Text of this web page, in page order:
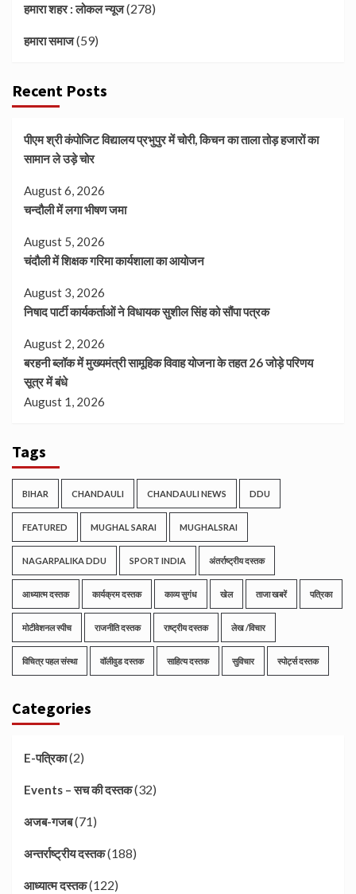
हमारा शहर : लोकल न्यूज(278)
हमारा समाज(59)
Recent Posts
पीएम श्री कंपोजिट विद्यालय प्रभुपुर में चोरी, किचन का ताला तोड़ हजारों का
सामान ले उड़े चोर
August 6, 2026
चन्दौली में लगा भीषण जमा
August 5, 2026
चंदौली में शिक्षक गरिमा कार्यशाला का आयोजन
August 3, 2026
निषाद पार्टी कार्यकर्ताओं ने विधायक सुशील सिंह को सौंपा पत्रक
August 2, 2026
बरहनी ब्लॉक में मुख्यमंत्री सामूहिक विवाह योजना के तहत 26 जोड़े परिणय
सूत्र में बंधे
August 1, 2026
Tags
BIHAR CHANDAULI CHANDAULI NEWS DDU
FEATURED MUGHAL SARAI MUGHALSRAI
NAGARPALIKA DDU SPORT INDIA अंतर्राष्ट्रीय दस्तक
आध्यात्म दस्तक कार्यक्रम दस्तक काव्य सुगंध खेल ताजा खबरें पत्रिका
मोटीवेशनल स्पीच राजनीति दस्तक राष्ट्रीय दस्तक लेख /विचार
विचित्र पहल संस्था वॉलीवुड दस्तक साहित्य दस्तक सुविचार स्पोर्ट्स दस्तक
Categories
E-पत्रिका(2)
Events – सच की दस्तक(32)
अजब-गजब(71)
अन्तर्राष्ट्रीय दस्तक(188)
आध्यात्म दस्तक(122)